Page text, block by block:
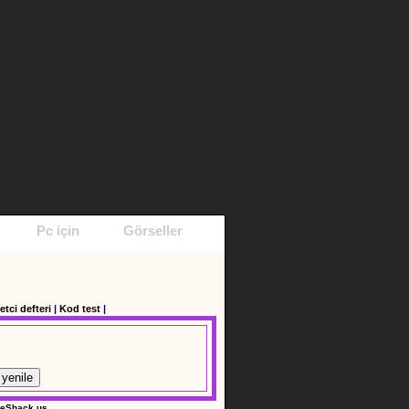
Pc için Görseller
defteri | Kod test |